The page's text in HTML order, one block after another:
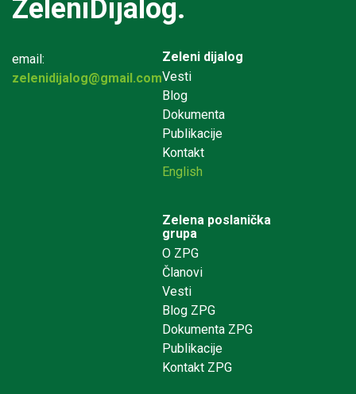
ZeleniDijalog.
email:
zelenidijalog@gmail.com
Zeleni dijalog
Vesti
Blog
Dokumenta
Publikacije
Kontakt
English
Zelena poslanička
grupa
O ZPG
Članovi
Vesti
Blog ZPG
Dokumenta ZPG
Publikacije
Kontakt ZPG